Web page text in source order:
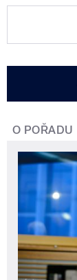
O POŘADU